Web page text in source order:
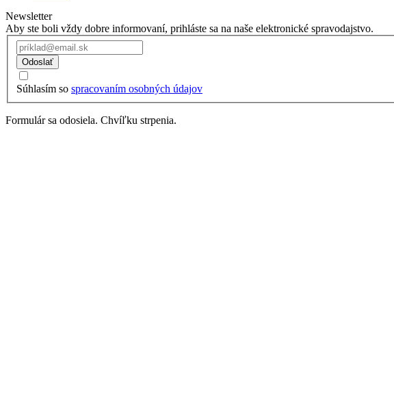
Newsletter
Aby ste boli vždy dobre informovaní, prihláste sa na naše elektronické spravodajstvo.
Odoslať
Súhlasím so spracovaním osobných údajov
Formulár sa odosiela. Chvíľku strpenia.